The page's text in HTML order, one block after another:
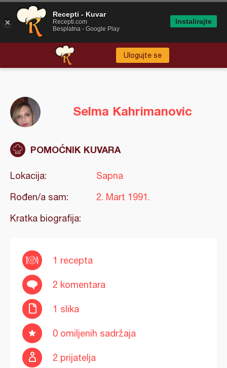
Ulogujte se
Selma Kahrimanovic
POMOĆNIK KUVARA
Lokacija:
Sapna
Rođen/a sam:
2. Mart 1991.
Kratka biografija:
1 recepta
2 komentara
1 slika
0 omiljenih sadržaja
2 prijatelja
Recepti - Kuvar
Recepti.com
Besplatna - Google Play
Instalirajte